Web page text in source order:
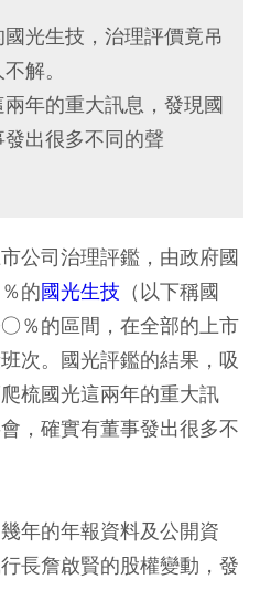
光生技，治理評價竟吊
解。
兩年的重大訊息，發現國
出很多不同的聲
公司治理評鑑，由政府國
的國光生技 （以下稱國
％的區間，在全部的上市
次。國光評鑑的結果，吸
梳國光這兩年的重大訊
，確實有董事發出很多不
年的年報資料及公開資
長詹啟賢的股權變動，發